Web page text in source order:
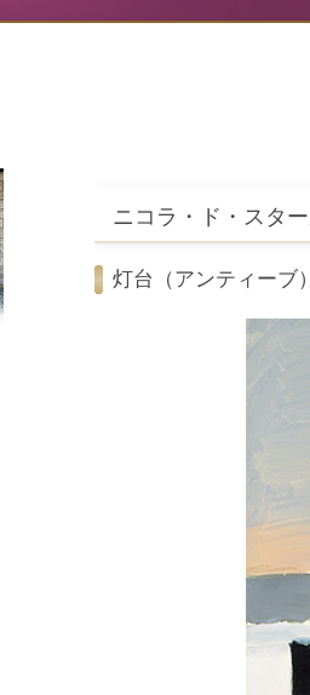
ニコラ・ド・スタ
灯台（アンティーブ